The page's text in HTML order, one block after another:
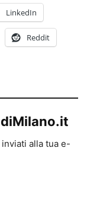
LinkedIn
Reddit
alla tua e-